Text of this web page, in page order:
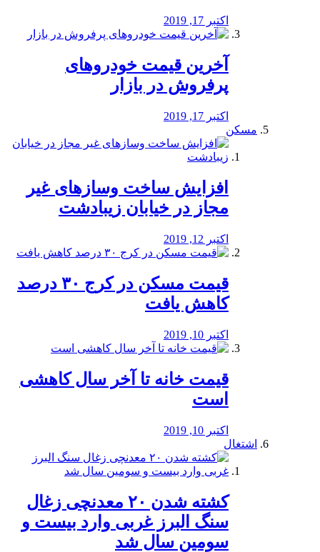
اکتبر 17, 2019
آخرین قیمت خودرو‌های
پرفروش در بازار
اکتبر 17, 2019
مسکن
افزایش ساخت وسازهای غیر
مجاز در خیابان زیبادشت
اکتبر 12, 2019
️قیمت مسکن در کرج ۳۰ درصد
کاهش یافت
اکتبر 10, 2019
قیمت خانه تا آخر سال کاهشی
است
اکتبر 10, 2019
اشتغال
کشته شدن ۲۰ معدنچی زغال
سنگ البرز غربی وارد بیست و
سومین سال شد